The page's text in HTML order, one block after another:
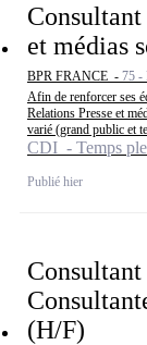
et médias
BPR FRANCE - 75 -
Afin de renforcer ses
Relations Presse et
varié (grand public et
CDI - Temps
Publié hier
(H/F)